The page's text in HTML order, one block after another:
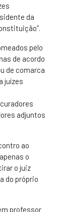
da
pelo
de acordo
de comarca
juízes
adjuntos
ao
o
o juiz
do próprio
professor